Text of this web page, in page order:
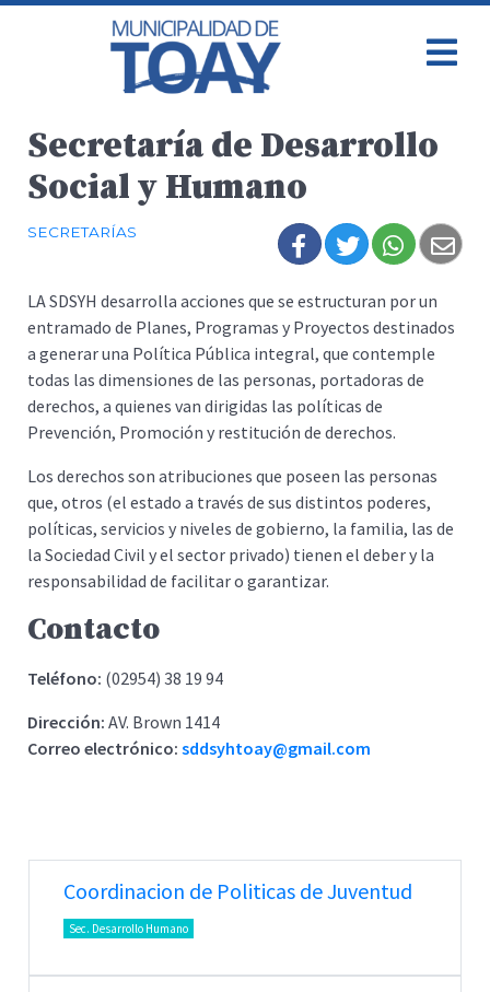
Secretaría de Desarrollo
Social y Humano
SECRETARÍAS
LA SDSYH desarrolla acciones que se estructuran por un
entramado de Planes, Programas y Proyectos destinados
a generar una Política Pública integral, que contemple
todas las dimensiones de las personas, portadoras de
derechos, a quienes van dirigidas las políticas de
Prevención, Promoción y restitución de derechos.
Los derechos son atribuciones que poseen las personas
que, otros (el estado a través de sus distintos poderes,
políticas, servicios y niveles de gobierno, la familia, las de
la Sociedad Civil y el sector privado) tienen el deber y la
responsabilidad de facilitar o garantizar.
Contacto
Teléfono: (02954) 38 19 94
Dirección: AV. Brown 1414
Correo electrónico: sddsyhtoay@gmail.com
Coordinacion de Politicas de Juventud
Sec. Desarrollo Humano